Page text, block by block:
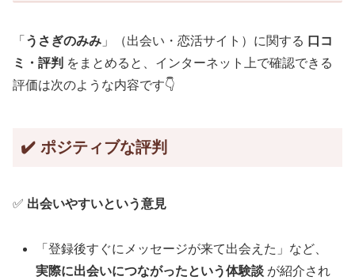
「 うさぎのみみ 」（出会い・恋活サイト）に関する 口コ
ミ・評判 をまとめると、インターネット上で確認できる
評価は次のような内容です👇
✔️ ポジティブな評判
✅ 出会いやすいという意見
「登録後すぐにメッセージが来て出会えた」など、
実際に出会いにつながったという体験談 が紹介され